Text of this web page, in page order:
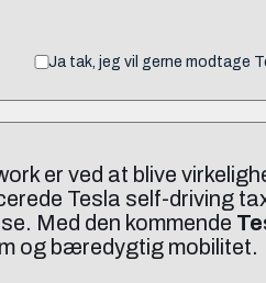
Ja tak, jeg vil gerne modtage
er ved at blive
Tesla self-driving
Med den kommende
og bæredygtig mobilitet.